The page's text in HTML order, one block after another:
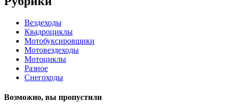
Вездеходы
Квадроциклы
Мотобуксировщики
Мотовездеходы
Мотоциклы
Разное
Снегоходы
Возможно, вы пропустили